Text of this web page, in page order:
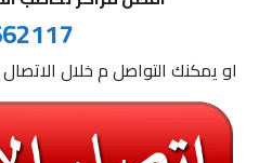
او يمكنك التواصل م خلال الاتصال